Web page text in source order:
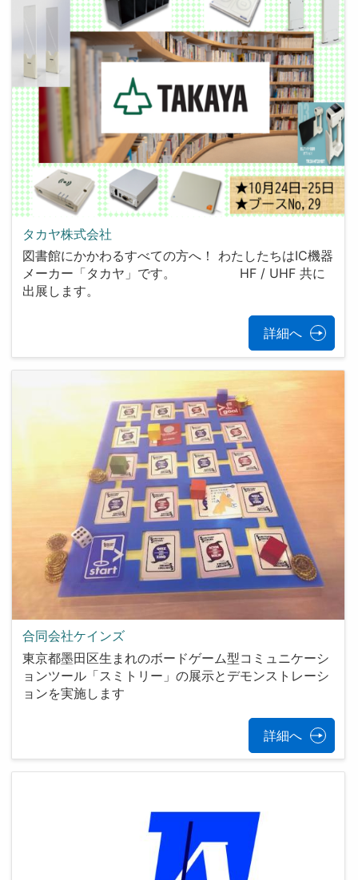
タカヤ株式会社
図書館にかかわるすべての方へ！ わたしたちはIC機器
メーカー「タカヤ」です。 HF / UHF 共に
出展します。
詳細へ
合同会社ケインズ
東京都墨田区生まれのボードゲーム型コミュニケーシ
ョンツール「スミトリー」の展示とデモンストレーシ
ョンを実施します
詳細へ